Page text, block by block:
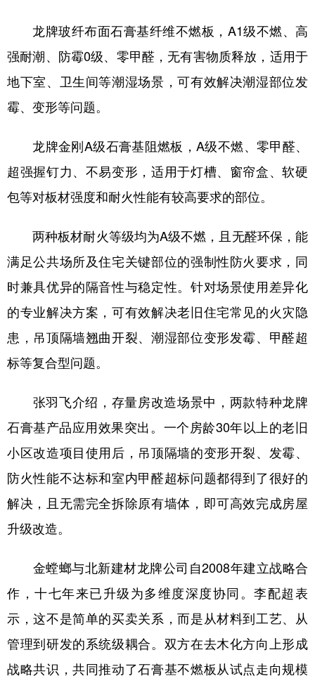
龙牌玻纤布面石膏基纤维不燃板，A1级不燃、高
强耐潮、防霉0级、零甲醛，无有害物质释放，适用于
地下室、卫生间等潮湿场景，可有效解决潮湿部位发
霉、变形等问题。
龙牌金刚A级石膏基阻燃板，A级不燃、零甲醛、
超强握钉力、不易变形，适用于灯槽、窗帘盒、软硬
包等对板材强度和耐火性能有较高要求的部位。
两种板材耐火等级均为A级不燃，且无醛环保，能
满足公共场所及住宅关键部位的强制性防火要求，同
时兼具优异的隔音性与稳定性。针对场景使用差异化
的专业解决方案，可有效解决老旧住宅常见的火灾隐
患，吊顶隔墙翘曲开裂、潮湿部位变形发霉、甲醛超
标等复合型问题。
张羽飞介绍，存量房改造场景中，两款特种龙牌
石膏基产品应用效果突出。一个房龄30年以上的老旧
小区改造项目使用后，吊顶隔墙的变形开裂、发霉、
防火性能不达标和室内甲醛超标问题都得到了很好的
解决，且无需完全拆除原有墙体，即可高效完成房屋
升级改造。
金螳螂与北新建材龙牌公司自2008年建立战略合
作，十七年来已升级为多维度深度协同。李配超表
示，这不是简单的买卖关系，而是从材料到工艺、从
管理到研发的系统级耦合。双方在去木化方向上形成
战略共识，共同推动了石膏基不燃板从试点走向规模